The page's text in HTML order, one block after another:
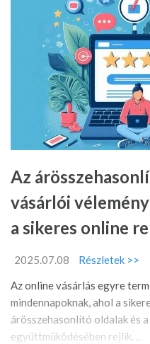
Az
vásárlói
a sikeres online
2025.07.08
Részletek >>
Az online vásárlás egyre
mindennapoknak, ahol a
árösszehasonlító oldalak és
együttműködésében rejlik. ...